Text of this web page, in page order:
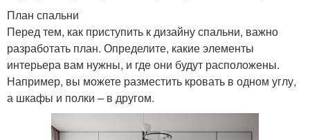
План спальни
Перед тем, как приступить к дизайну спальни, важно
разработать план. Определите, какие элементы
интерьера вам нужны, и где они будут расположены.
Например, вы можете разместить кровать в одном углу,
а шкафы и полки – в другом.